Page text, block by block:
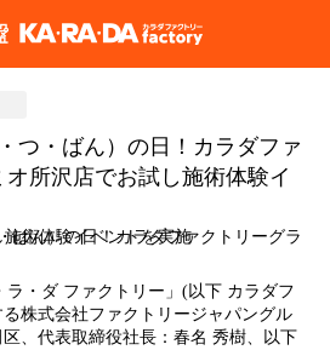
つ・ばん）の日！カラダファ
所沢店でお試し施術体験イ
・ダ ファクトリー」(以下 カラダフ
株式会社ファクトリージャパングル
、代表取締役社長：春名 秀樹、以下